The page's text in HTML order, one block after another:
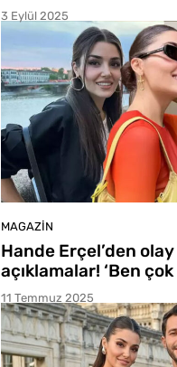
3 Eylül 2025
MAGAZIN
Hande Erçel’den
açıklamalar! ‘Ben çok
11 Temmuz 2025